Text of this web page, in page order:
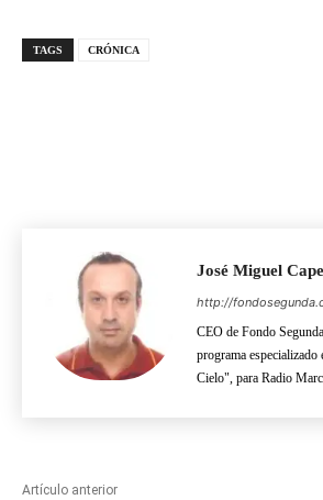
TAGS CRÓNICA
José Miguel
http://
CEO de Fondo
programa
Cielo", para Radio
Artículo anterior